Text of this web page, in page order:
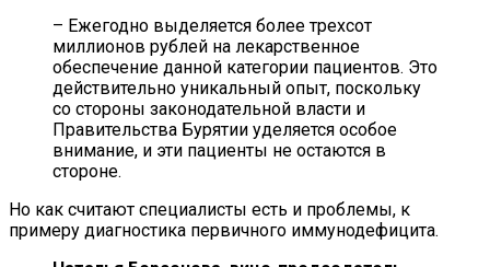
– Ежегодно выделяется более трехсот
миллионов рублей на лекарственное
обеспечение данной категории пациентов. Это
действительно уникальный опыт, поскольку
со стороны законодательной власти и
Правительства Бурятии уделяется особое
внимание, и эти пациенты не остаются в
стороне.
Но как считают специалисты есть и проблемы, к
примеру диагностика первичного иммунодефицита.